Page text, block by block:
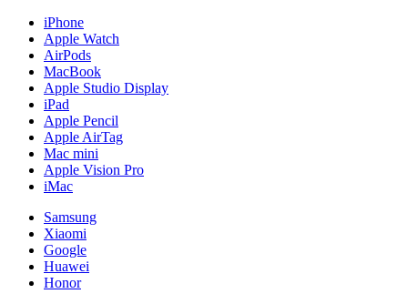
iPhone
Apple Watch
AirPods
MacBook
Apple Studio Display
iPad
Apple Pencil
Apple AirTag
Mac mini
Apple Vision Pro
iMac
Samsung
Xiaomi
Google
Huawei
Honor